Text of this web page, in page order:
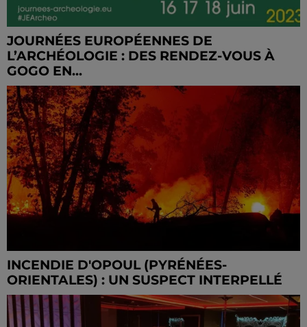
JOURNÉES EUROPÉENNES DE
L’ARCHÉOLOGIE : DES RENDEZ-VOUS À
GOGO EN...
INCENDIE D'OPOUL (PYRÉNÉES-
ORIENTALES) : UN SUSPECT INTERPELLÉ